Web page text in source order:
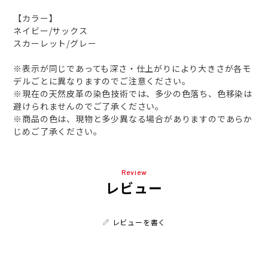
【カラー】
ネイビー/サックス
スカーレット/グレー
※表示が同じであっても深さ・仕上がりにより大きさが各モ
デルごとに異なりますのでご注意ください。
※現在の天然皮革の染色技術では、多少の色落ち、色移染は
避けられませんのでご了承ください。
※商品の色は、現物と多少異なる場合がありますのであらか
じめご了承ください。
Review
レビュー
レビューを書く